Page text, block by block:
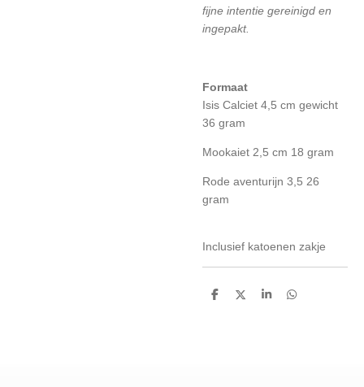
fijne intentie gereinigd en
ingepakt.
Formaat
Isis Calciet 4,5 cm gewicht
36 gram
Mookaiet 2,5 cm 18 gram
Rode aventurijn 3,5 26
gram
Inclusief katoenen zakje
D
D
S
D